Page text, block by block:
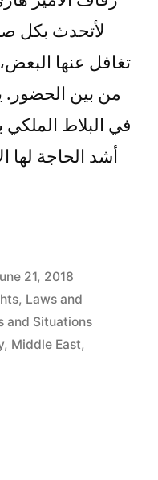
لأتحدث بكل
تغافل عنها
من بين الحضور.
في البلاط
أشد الحاجة لها
21, 2018
, Laws and
and Situations
, Middle East,